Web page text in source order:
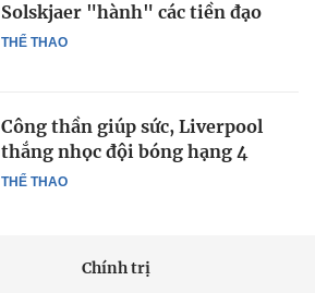
THỂ THAO
Solskjaer "hành" các tiền đạo
THỂ THAO
Công thần giúp sức, Liverpool
thắng nhọc đội bóng hạng 4
Chính trị